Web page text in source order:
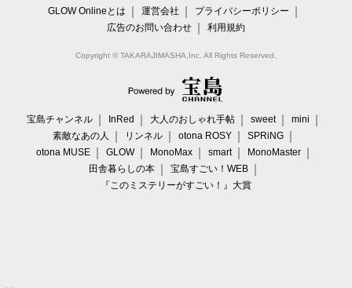
GLOW Onlineとは 運営会社
プライバシーポリシー
広告のお問い合わせ
利用規約
Copyright © TAKARAJIMASHA,Inc. All Rights Reserved.
宝島チャンネル InRed 大人のおしゃれ手帖 sweet
mini
素敵なあの人
リンネル otona ROSY
SPRiNG
otona MUSE
GLOW MonoMax smart
MonoMaster
田舎暮らしの本
宝島すごい！WEB
『このミステリーがすごい！』大賞